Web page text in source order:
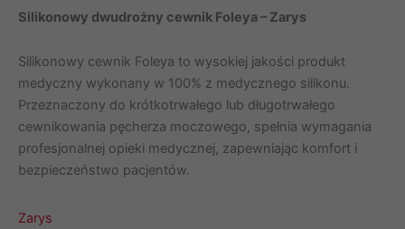
Foleya
dwudrożny
Zarys
Silikonowy dwudrożny cewnik Foleya – Zarys
Silikonowy cewnik Foleya to wysokiej jakości produkt
medyczny wykonany w 100% z medycznego silikonu.
Przeznaczony do krótkotrwałego lub długotrwałego
cewnikowania pęcherza moczowego, spełnia wymagania
profesjonalnej opieki medycznej, zapewniając komfort i
bezpieczeństwo pacjentów.
Zarys